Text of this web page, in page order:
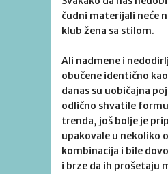
čudni materijali neće
klub žena sa stilom.
Ali nadmene i
obučene identično
danas su uobičajna
odlično shvatile
trenda, još bolje je
upakovale u nekoliko
kombinacija i bile
i brze da ih prošetaju